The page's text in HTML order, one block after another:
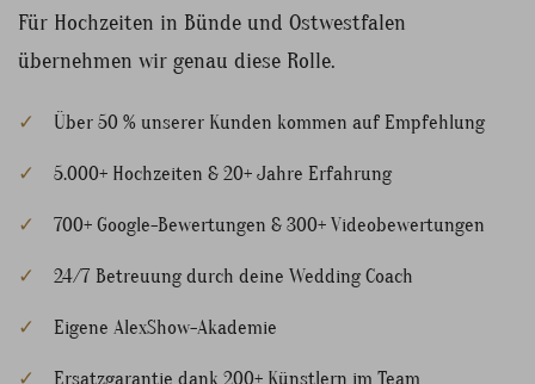
Für Hochzeiten in Bünde und Ostwestfalen
übernehmen wir genau diese Rolle.
Über 50 % unserer Kunden kommen auf Empfehlung
5.000+ Hochzeiten & 20+ Jahre Erfahrung
700+ Google-Bewertungen & 300+ Videobewertungen
24/7 Betreuung durch deine Wedding Coach
Eigene AlexShow-Akademie
Ersatzgarantie dank 200+ Künstlern im Team